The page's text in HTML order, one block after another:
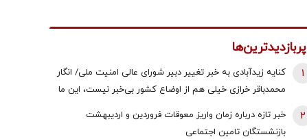
پربازدیدترین‌ها
کنایه زیدآبادی به خبر تغییر دبیر شورای عالی امنیت ملی/ انگار
محمدباقر خرازی خیلی هم از اوضاع کشور بی‌خبر نیست، این ما
1
خبر تازه درباره زمان واریز معوقات فروردین و اردیبهشت
بازنشستگان تامین اجتماعی
2